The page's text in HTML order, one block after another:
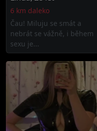
6 km daleko
Čau! Miluju se smát a
nebrát se vážně, i během
sexu je...